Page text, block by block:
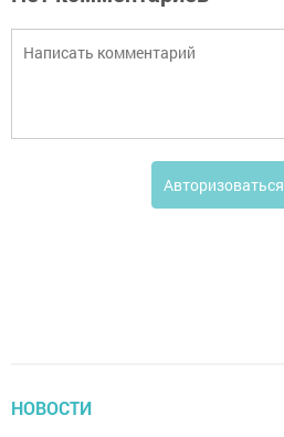
Авторизоваться
НОВОСТИ